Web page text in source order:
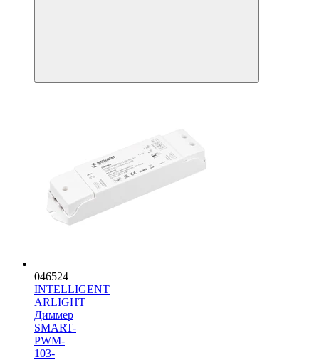
046524
INTELLIGENT
ARLIGHT
Диммер
SMART-
PWM-
103-